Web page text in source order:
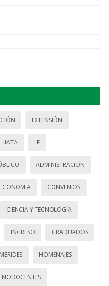
EXTENSIÓN
IIATA IIE
ADMINISTRACIÓN
ECONOMÍA CONVENIOS
CIENCIA Y TECNOLOGÍA
INGRESO GRADUADOS
HOMENAJES
NODOCENTES